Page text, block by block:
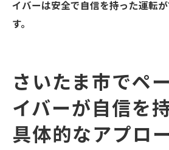
イバーは安全で自信を持った運転
す。
さいたま市でペ
イバーが自信を
具体的なアプロ